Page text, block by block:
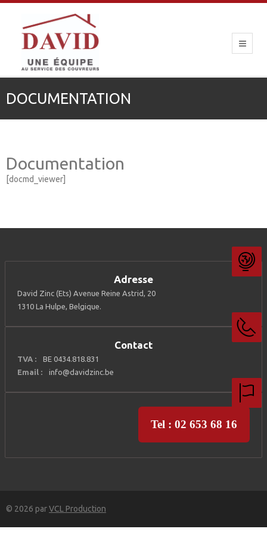
DOCUMENTATION
Documentation
[docmd_viewer]
Adresse
David Zinc (Ets) Avenue Reine Astrid, 20
1310 La Hulpe, Belgique.
Contact
TVA :
BE 0434.818.831
Email :
info@davidzinc.be
Tel : 02 653 68 16
© 2026 parVCL Production